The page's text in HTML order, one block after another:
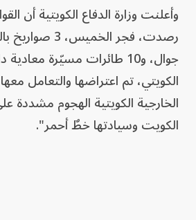
وأعلنت وزارة الدفاع الكويتية أن
رصدت، فجر
جوال، و10 طائرات مسيّرة
الكويتي، تم اعتراضها والتعامل
الخارجية الكويتية الهجوم مشددة
الكويت وسيادتها خطٌ أحمر".